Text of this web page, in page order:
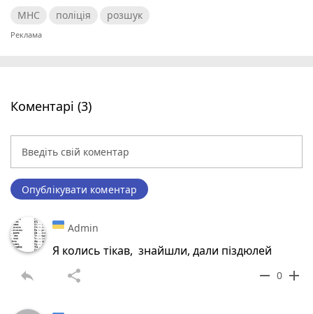
МНС поліція розшук
Коментарі (3)
Опублікувати коментар
Admin
Я колись тікав, знайшли, дали піздюлей
reply share remove 0 add